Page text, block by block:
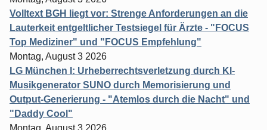
Volltext BGH liegt vor: Strenge Anforderungen an die
Lauterkeit entgeltlicher Testsiegel für Ärzte - "FOCUS
Top Mediziner" und "FOCUS Empfehlung"
Montag, August 3 2026
LG München I: Urheberrechtsverletzung durch KI-
Musikgenerator SUNO durch Memorisierung und
Output-Generierung - "Atemlos durch die Nacht" und
"Daddy Cool"
Montag, August 3 2026